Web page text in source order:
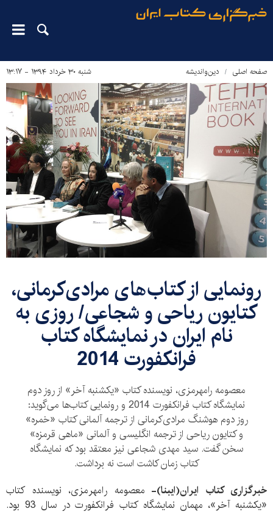
صفحه اصلی دین‌واندیشه شنبه ۳۰ خرداد ۱۳۹۴ - ۱۳:۱۷
رونمایی از کتاب‌های مرادی‌کرمانی،
کتایون ریاحی و شجاعی/ روزی به
نام ایران در نمایشگاه کتاب
فرانکفورت 2014
معصومه رامهرمزی، نویسنده کتاب «یکشنبه آخر» از روز دوم
نمایشگاه کتاب فرانکفورت 2014 و رونمایی کتاب‌ها می‌گوید:
روز دوم هوشنگ مرادی‌کرمانی از ترجمه آلمانی کتاب «خمره»
و کتایون ریاحی از ترجمه انگلیسی و آلمانی «ماهی قرمزه»
سخن گفت. سید مهدی شجاعی نیز معتقد بود که نمایشگاه
کتاب زمان کاشت است نه برداشت.
خبرگزاری کتاب ایران(ایبنا)- معصومه رامهرمزی، نویسنده کتاب
«یکشنبه آخر»، مهمان نمایشگاه کتاب فرانکفورت در سال 93 بود.